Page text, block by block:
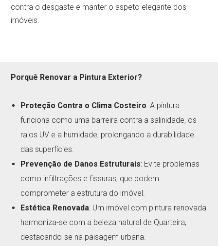
contra o desgaste e manter o aspeto elegante dos
imóveis.
Porquê Renovar a Pintura Exterior?
Proteção Contra o Clima Costeiro: A pintura
funciona como uma barreira contra a salinidade, os
raios UV e a humidade, prolongando a durabilidade
das superfícies.
Prevenção de Danos Estruturais: Evite problemas
como infiltrações e fissuras, que podem
comprometer a estrutura do imóvel.
Estética Renovada: Um imóvel com pintura renovada
harmoniza-se com a beleza natural de Quarteira,
destacando-se na paisagem urbana.